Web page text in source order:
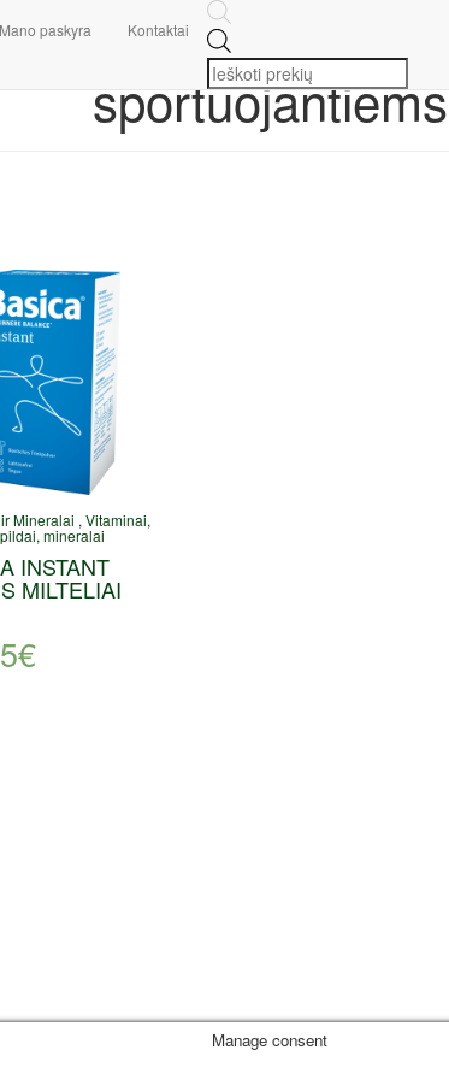
Mano paskyra Kontaktai
sportuojantiems
Mineralai , Vitaminai,
mineralai
INSTANT
MILTELIAI
€
Manage consent